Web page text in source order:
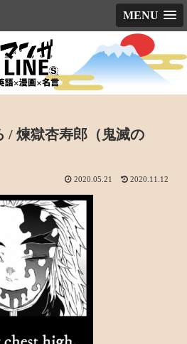
MENU
/ 煉獄杏寿郎（鬼滅の
2020.05.21 2020.11.12